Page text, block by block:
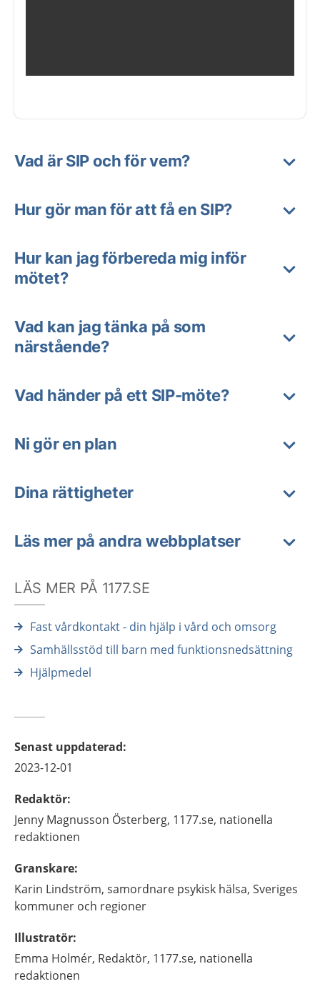
Vad är SIP och för vem?
Hur gör man för att få en SIP?
Hur kan jag förbereda mig inför
mötet?
Vad kan jag tänka på som
närstående?
Vad händer på ett SIP-möte?
Ni gör en plan
Dina rättigheter
Läs mer på andra webbplatser
LÄS MER PÅ 1177.SE
Fast vårdkontakt - din hjälp i vård och omsorg
Samhällsstöd till barn med funktionsnedsättning
Hjälpmedel
Senast uppdaterad:
2023-12-01
Redaktör:
Jenny Magnusson Österberg, 1177.se, nationella
redaktionen
Granskare:
Karin Lindström, samordnare psykisk hälsa, Sveriges
kommuner och regioner
Illustratör:
Emma Holmér, Redaktör, 1177.se, nationella
redaktionen